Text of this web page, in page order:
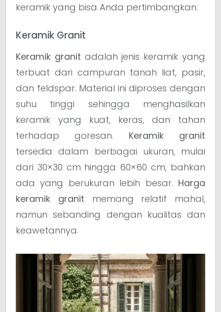
keramik yang bisa Anda pertimbangkan:
Keramik Granit
Keramik granit adalah jenis keramik yang
terbuat dari campuran tanah liat, pasir,
dan feldspar. Material ini diproses dengan
suhu tinggi sehingga menghasilkan
keramik yang kuat, keras, dan tahan
terhadap goresan. Keramik granit
tersedia dalam berbagai ukuran, mulai
dari 30×30 cm hingga 60×60 cm, bahkan
ada yang berukuran lebih besar. Harga
keramik granit memang relatif mahal,
namun sebanding dengan kualitas dan
keawetannya.